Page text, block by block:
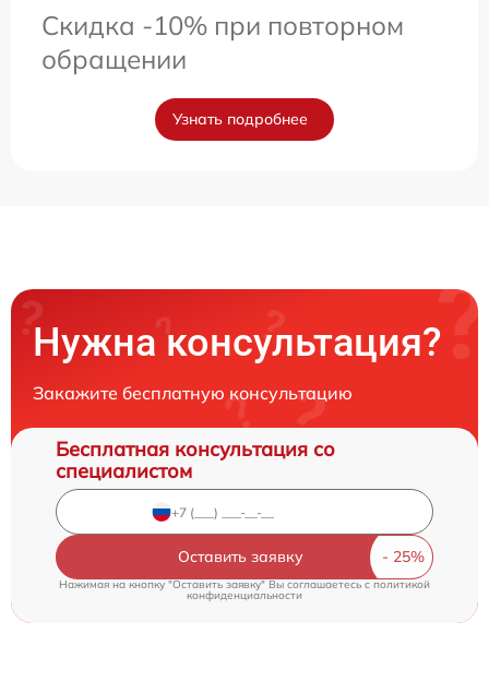
Скидка -10% при повторном
обращении
Узнать подробнее
Нужна консультация?
Закажите бесплатную консультацию
Бесплатная консультация со
специалистом
Оставить заявку
Нажимая на кнопку "Оставить заявку" Вы соглашаетесь c политикой
конфиденциальности